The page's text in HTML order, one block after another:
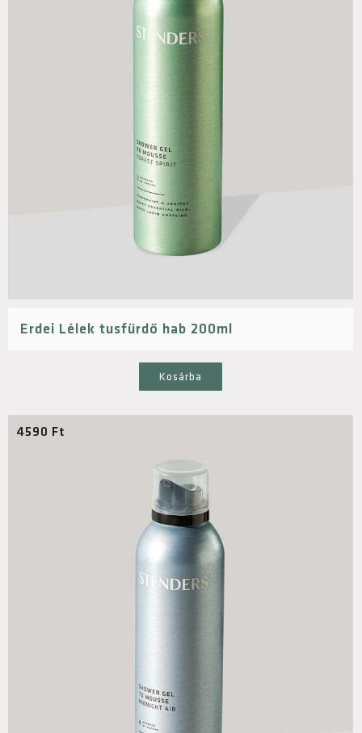
Erdei Lélek tusfürdő hab 200ml
Kosárba
4590 Ft